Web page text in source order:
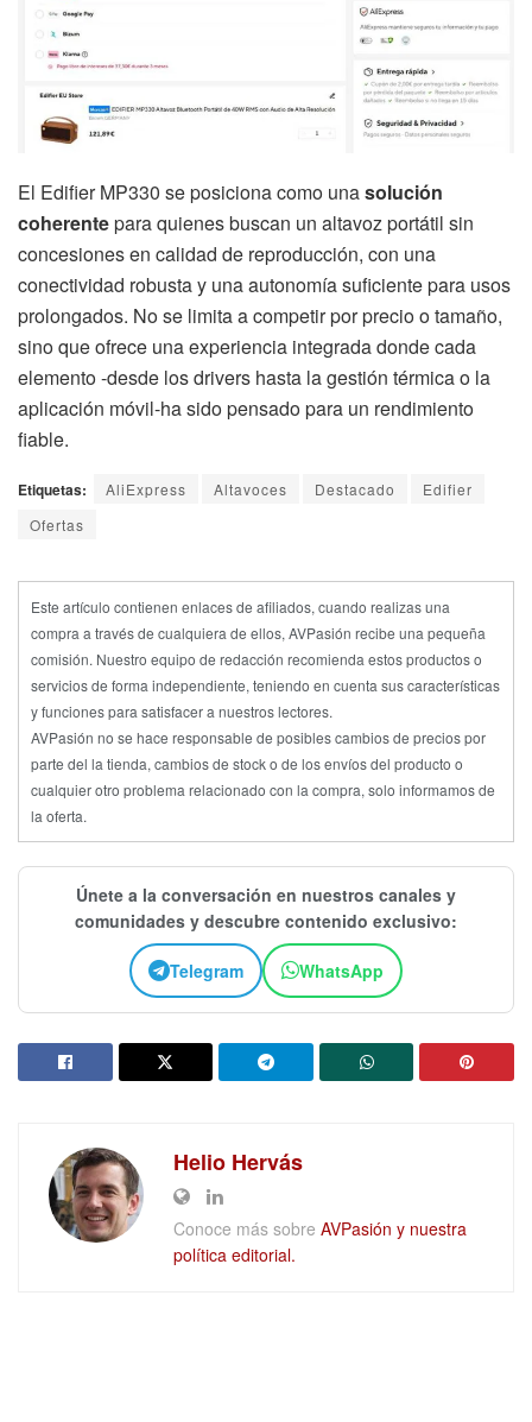
El Edifier MP330 se posiciona como unasolución
coherentepara quienes buscan un altavoz portátil sin
concesiones en calidad de reproducción, con una
conectividad robusta y una autonomía suficiente para usos
prolongados. No se limita a competir por precio o tamaño,
sino que ofrece una experiencia integrada donde cada
elemento -desde los drivers hasta la gestión térmica o la
aplicación móvil-ha sido pensado para un rendimiento
fiable.
Etiquetas: AliExpress Altavoces Destacado
Edifier
Ofertas
Este artículo contienen enlaces de afiliados, cuando realizas una
compra a través de cualquiera de ellos, AVPasión recibe una pequeña
comisión. Nuestro equipo de redacción recomienda estos productos o
servicios de forma independiente, teniendo en cuenta sus características
y funciones para satisfacer a nuestros lectores.
AVPasión no se hace responsable de posibles cambios de precios por
parte del la tienda, cambios de stock o de los envíos del producto o
cualquier otro problema relacionado con la compra, solo informamos de
la oferta.
Únete a la conversación en nuestros canales y
comunidades y descubre contenido exclusivo:
Telegram WhatsApp
Helio Hervás
Conoce más sobre AVPasión y nuestra
política editorial.